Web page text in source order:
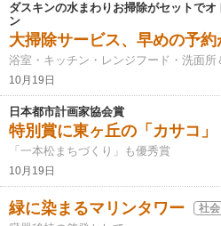
ダスキンの水まわりお掃除がセットでオ
ン
大掃除サービス、早めの予約
浴室・キッチン・レンジフード・洗面所
10月19日
日本都市計画家協会賞
特別賞に東ヶ丘の「カサコ」
「一本松まちづくり」も優秀賞
10月19日
緑に染まるマリンタワー 社会